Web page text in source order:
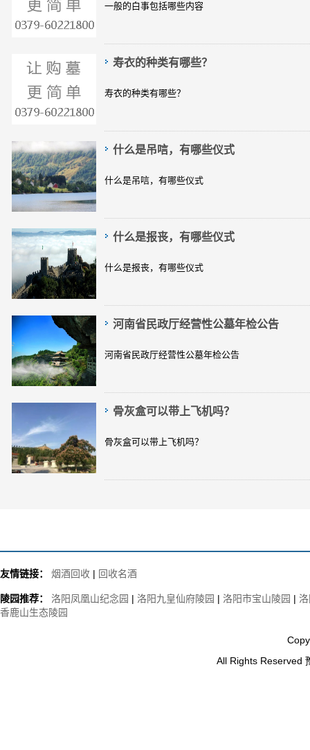
一般的白事包括哪些内容
寿衣的种类有哪些？
寿衣的种类有哪些？
什么是吊唁，有哪些仪式
什么是吊唁，有哪些仪式
什么是报丧，有哪些仪式
什么是报丧，有哪些仪式
河南省民政厅经营性公墓年检公告
河南省民政厅经营性公墓年检公告
骨灰盒可以带上飞机吗？
骨灰盒可以带上飞机吗？
友情链接： 烟酒回收 | 回收名酒
陵园推荐： 洛阳凤凰山纪念园 | 洛阳九皇仙府陵园 | 洛阳市宝山陵园 |
香鹿山生态陵园
All Rights Reserved